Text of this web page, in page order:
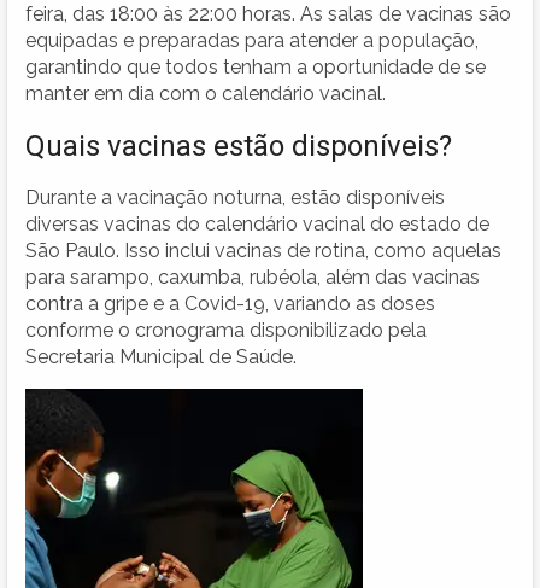
feira, das 18:00 às 22:00 horas. As salas de vacinas são
equipadas e preparadas para atender a população,
garantindo que todos tenham a oportunidade de se
manter em dia com o calendário vacinal.
Quais vacinas estão disponíveis?
Durante a vacinação noturna, estão disponíveis
diversas vacinas do calendário vacinal do estado de
São Paulo. Isso inclui vacinas de rotina, como aquelas
para sarampo, caxumba, rubéola, além das vacinas
contra a gripe e a Covid-19, variando as doses
conforme o cronograma disponibilizado pela
Secretaria Municipal de Saúde.